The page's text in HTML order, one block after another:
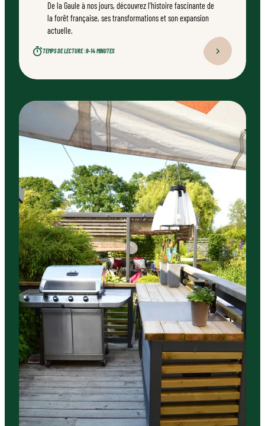
De la Gaule à nos jours, découvrez l’histoire fascinante de
la forêt française, ses transformations et son expansion
actuelle.
TEMPS DE LECTURE :9–14 MINUTES